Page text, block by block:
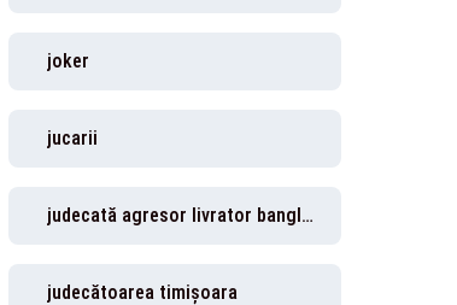
joker
jucarii
judecată agresor livrator bangladesh
judecătoarea timișoara